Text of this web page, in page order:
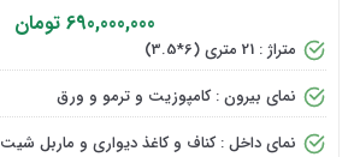
690,000,000 تومان
متراژ : 21 متری (6*3.5)
نمای بیرون : کامپوزیت و ترمو و ورق
نمای داخل : کناف و کاغذ دیواری و ماربل شیت